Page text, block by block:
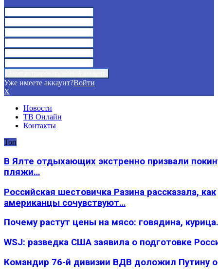
Уже имеете аккаунт?Войти
X
Новости
ТВ Онлайн
Контакты
Топ
В Ялте отдыхающих экстренно призвали
пляжи…
Российская шестовичка Разина рассказала, как
американцы сочувствуют…
Почему растут цены на мясо: говядина,
WSJ: разведка США заявила о подготовке
Командир 76-й дивизии ВДВ доложил Путину